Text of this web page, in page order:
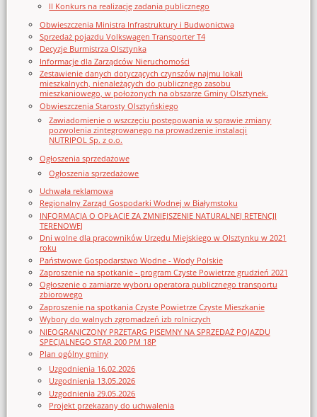
II Konkurs na realizację zadania publicznego
Obwieszczenia Ministra Infrastruktury i Budwonictwa
Sprzedaż pojazdu Volkswagen Transporter T4
Decyzje Burmistrza Olsztynka
Informacje dla Zarządców Nieruchomości
Zestawienie danych dotyczących czynszów najmu lokali
mieszkalnych, nienależących do publicznego zasobu
mieszkaniowego, w położonych na obszarze Gminy Olsztynek.
Obwieszczenia Starosty Olsztyńskiego
Zawiadomienie o wszczęciu postępowania w sprawie zmiany
pozwolenia zintegrowanego na prowadzenie instalacji
NUTRIPOL Sp. z o.o.
Ogłoszenia sprzedażowe
Ogłoszenia sprzedażowe
Uchwała reklamowa
Regionalny Zarząd Gospodarki Wodnej w Białymstoku
INFORMACJA O OPŁACIE ZA ZMNIEJSZENIE NATURALNEJ RETENCJI
TERENOWEJ
Dni wolne dla pracowników Urzędu Miejskiego w Olsztynku w 2021
roku
Państwowe Gospodarstwo Wodne - Wody Polskie
Zaproszenie na spotkanie - program Czyste Powietrze grudzień 2021
Ogłoszenie o zamiarze wyboru operatora publicznego transportu
zbiorowego
Zaproszenie na spotkania Czyste Powietrze Czyste Mieszkanie
Wybory do walnych zgromadzeń izb rolniczych
NIEOGRANICZONY PRZETARG PISEMNY NA SPRZEDAŻ POJAZDU
SPECJALNEGO STAR 200 PM 18P
Plan ogólny gminy
Uzgodnienia 16.02.2026
Uzgodnienia 13.05.2026
Uzgodnienia 29.05.2026
Projekt przekazany do uchwalenia